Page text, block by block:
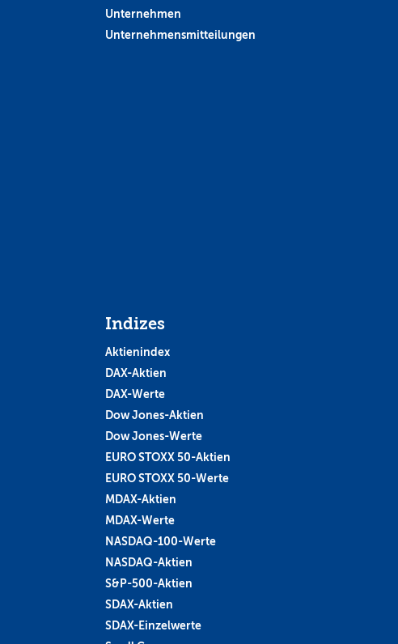
Unternehmen
Unternehmensmitteilungen
Indizes
Aktienindex
DAX-Aktien
DAX-Werte
Dow Jones-Aktien
Dow Jones-Werte
EURO STOXX 50-Aktien
EURO STOXX 50-Werte
MDAX-Aktien
MDAX-Werte
NASDAQ-100-Werte
NASDAQ-Aktien
S&P-500-Aktien
SDAX-Aktien
SDAX-Einzelwerte